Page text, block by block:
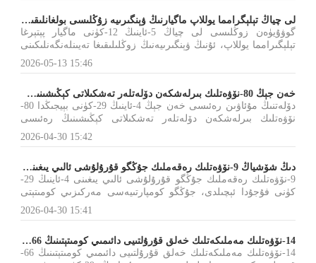
لى چياڭ تېلېگرامما يوللاپ ماگيارنىڭ ۋېنگىرىيە زۇڭلىسى بولغانلىقىنى تەبرىكلىدى
گوۋۇيۈەن زوڭلىسى لى چياڭ 5-ئاينىڭ 12-كۈنى ماگيار پېتېرغا
تېلېگىرامما يوللاپ، ئۇنىڭ ۋېنگىرىيەنىڭ زوڭلىلىقىغا تەيىنلەنگەنلىكىنى
2026-05-13 15:46
خەن جېڭ 80-نۆۋەتلىك بىرلەشكەن دۆلەتلەر تەشكىلاتى كېڭىشىنىڭ رەئىسى بىلەن كۆرۈشتى
دۆلەتنىڭ مۇئاۋىن رەئىسى خەن جېڭ 4-ئاينىڭ 29-كۈنى بېيجىڭدا 80-
نۆۋەتلىك بىرلەشكەن دۆلەتلەر تەشكىلاتى كېڭىشىنىڭ رەئىسى
2026-04-30 15:42
دىڭ شۆشياڭ 9-نۆۋەتلىك رەقەملىك جۇڭگو قۇرۇلۇشى ئالىي يىغىنىنىڭ ئېچىلىش مۇراسىمىغا قاتناشتى ھەم باش مەقسەت سۆزى قىلدى
9-نۆۋەتلىك رەقەملىك جۇڭگو قۇرۇلۇشى ئالىي يىغىنى 4-ئاينىڭ 29-
كۈنى فۇجۇدا ئېچىلدى، جۇڭگو كومپارتىيەسى مەركىزىي كومىتېتى
سىياسىي بىيۇروسى دائىمىي كومىتېتىنىڭ ئەزاسى، گوۋۇيۈەننىڭ
مۇئاۋىن زۇڭلىسى دىڭ شۆشياڭ ئېچىلىش مۇراسىمىغا قاتناشتى ھەم
2026-04-30 15:41
14-نۆۋەتلىك مەملىكەتلىك خەلق قۇرۇلتىيى دائىمىي كومىتېتىنىڭ 66-قېتىملىق كومىتېت باشلىقلىرى يىغىنى ئېچىلدى، جاۋ لېجى رىياسەتچىلىك قىلدى
14-نۆۋەتلىك مەملىكەتلىك خەلق قۇرۇلتىيى دائىمىي كومىتېتىنىڭ 66-